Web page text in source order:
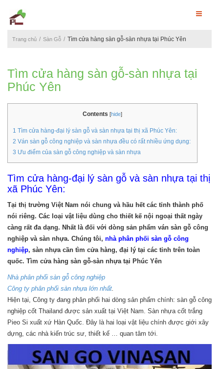
Trang chủ Sàn Gỗ Tìm cửa hàng sàn gỗ-sàn nhựa tại Phúc Yên
Tìm cửa hàng sàn gỗ-sàn nhựa tại
Phúc Yên
Contents [hide]
1 Tìm cửa hàng-đại lý sàn gỗ và sàn nhựa tại thị xã Phúc Yên:
2 Ván sàn gỗ công nghiệp và sàn nhựa đều có rất nhiều ứng dụng:
3 Ưu điểm của sàn gỗ công nghiệp và sàn nhựa
Tìm cửa hàng-đại lý sàn gỗ và sàn nhựa tại thị
xã Phúc Yên:
Tại thị trường Việt Nam nói chung và hầu hết các tỉnh thành phố
nói riêng. Các loại vật liệu dùng cho thiết kế nội ngoại thất ngày
càng rất đa dạng. Nhất là đối với dòng sản phẩm ván sàn gỗ công
nghiệp và sàn nhựa. Chúng tôi, nhà phân phối sàn gỗ công
nghiệp, sàn nhựa cần tìm cửa hàng, đại lý tại các tỉnh trên toàn
quốc. Tìm cửa hàng sàn gỗ-sàn nhựa tại Phúc Yên
Nhà phân phối sàn gỗ công nghiệp
Công ty phân phối sàn nhựa lớn nhất.
Hiện tại, Công ty đang phân phối hai dòng sản phẩm chính: sàn gỗ công
nghiệp cốt Thailand được sản xuất tại Việt Nam. Sàn nhựa cốt trắng
Pieo Si xuất xứ Hàn Quốc. Đây là hai loại vật liệu chính được giới xây
dựng, các nhà kiến trúc sư, thiết kế … quan tâm tới.